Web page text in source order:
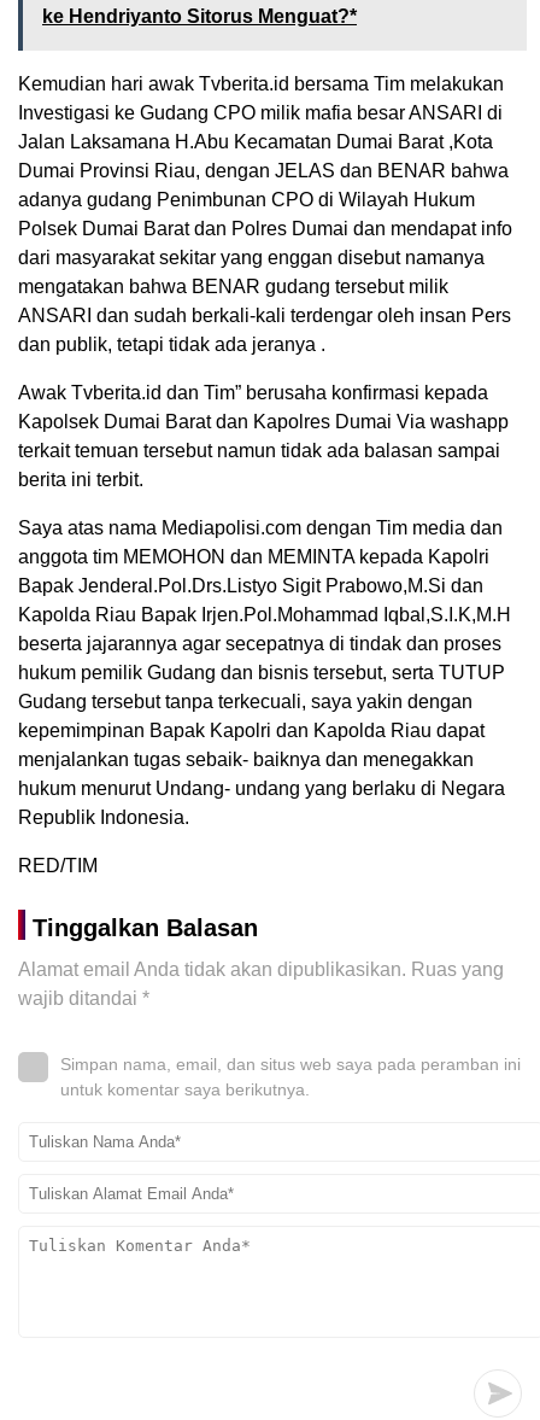
ke Hendriyanto Sitorus Menguat?*
Kemudian hari awak Tvberita.id bersama Tim melakukan
Investigasi ke Gudang CPO milik mafia besar ANSARI di
Jalan Laksamana H.Abu Kecamatan Dumai Barat ,Kota
Dumai Provinsi Riau, dengan JELAS dan BENAR bahwa
adanya gudang Penimbunan CPO di Wilayah Hukum
Polsek Dumai Barat dan Polres Dumai dan mendapat info
dari masyarakat sekitar yang enggan disebut namanya
mengatakan bahwa BENAR gudang tersebut milik
ANSARI dan sudah berkali-kali terdengar oleh insan Pers
dan publik, tetapi tidak ada jeranya .
Awak Tvberita.id dan Tim” berusaha konfirmasi kepada
Kapolsek Dumai Barat dan Kapolres Dumai Via washapp
terkait temuan tersebut namun tidak ada balasan sampai
berita ini terbit.
Saya atas nama Mediapolisi.com dengan Tim media dan
anggota tim MEMOHON dan MEMINTA kepada Kapolri
Bapak Jenderal.Pol.Drs.Listyo Sigit Prabowo,M.Si dan
Kapolda Riau Bapak Irjen.Pol.Mohammad Iqbal,S.I.K,M.H
beserta jajarannya agar secepatnya di tindak dan proses
hukum pemilik Gudang dan bisnis tersebut, serta TUTUP
Gudang tersebut tanpa terkecuali, saya yakin dengan
kepemimpinan Bapak Kapolri dan Kapolda Riau dapat
menjalankan tugas sebaik- baiknya dan menegakkan
hukum menurut Undang- undang yang berlaku di Negara
Republik Indonesia.
RED/TIM
Tinggalkan Balasan
Alamat email Anda tidak akan dipublikasikan. Ruas yang
wajib ditandai *
Simpan nama, email, dan situs web saya pada peramban ini
untuk komentar saya berikutnya.